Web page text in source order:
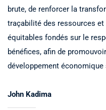
brute, de renforcer la
traçabilité des ressources
équitables fondés sur le
bénéfices, afin de
développement
John Kadima